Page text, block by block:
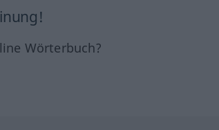
Wörterbuch?